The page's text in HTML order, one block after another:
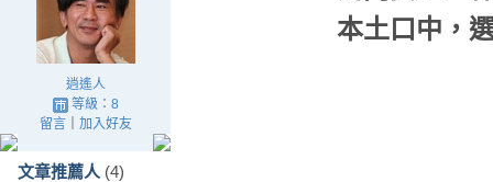
逍遙人
等級：8
留言｜ 加入好友
文章推薦人 (4)
本土口中，